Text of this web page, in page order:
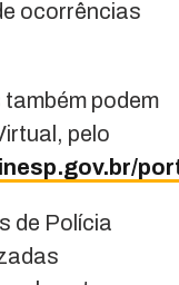
ocorrências
podem
pelo
de Polícia